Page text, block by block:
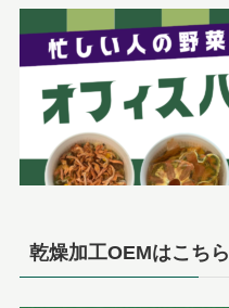
乾燥加工OEMはこちら